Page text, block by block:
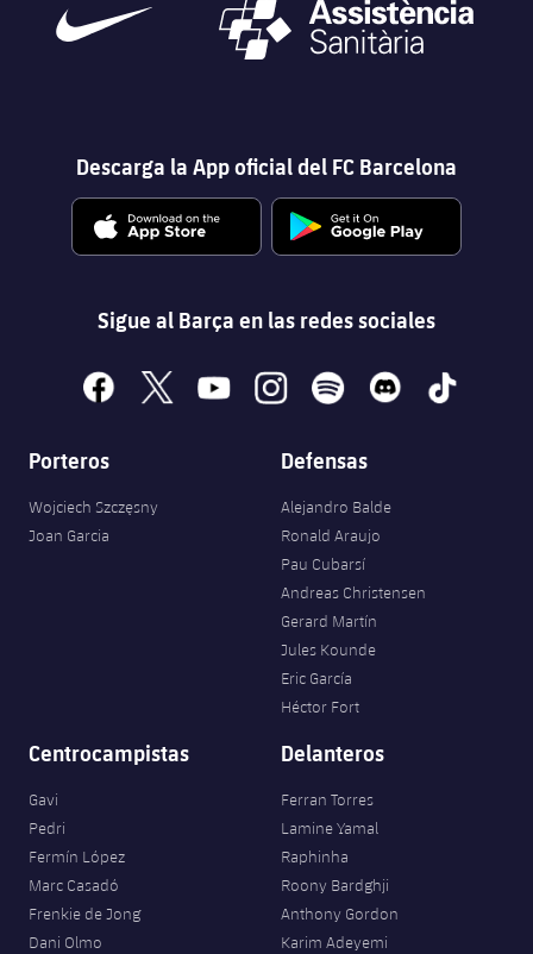
Descarga la App oficial del FC Barcelona
Sigue al Barça en las redes sociales
facebook
x youtubeinstagramspotify discord tiktok
Porteros
Wojciech Szczęsny
Joan Garcia
Defensas
Alejandro Balde
Ronald Araujo
Pau Cubarsí
Andreas Christensen
Gerard Martín
Jules Kounde
Eric García
Héctor Fort
Centrocampistas
Gavi
Pedri
Fermín López
Marc Casadó
Frenkie de Jong
Dani Olmo
Delanteros
Ferran Torres
Lamine Yamal
Raphinha
Roony Bardghji
Anthony Gordon
Karim Adeyemi